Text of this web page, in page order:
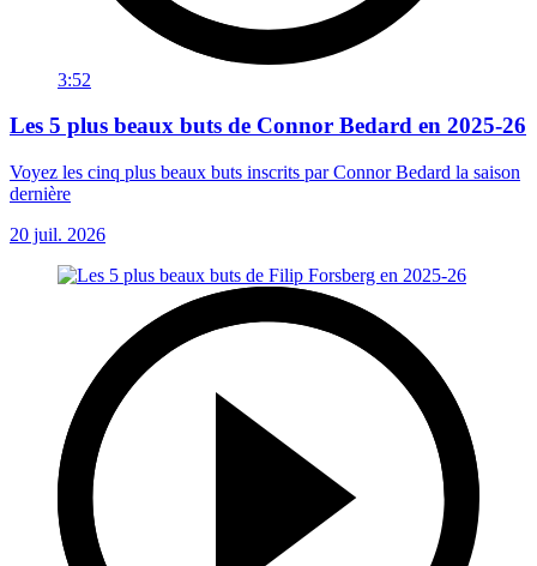
3:52
Les 5 plus beaux buts de Connor Bedard en 2025-26
Voyez les cinq plus beaux buts inscrits par Connor Bedard la saison
dernière
20 juil. 2026